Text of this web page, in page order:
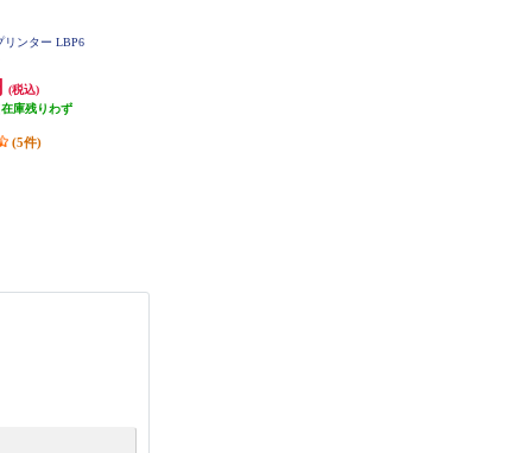
リンター LBP6
(税込)
庫残りわず
(5件)